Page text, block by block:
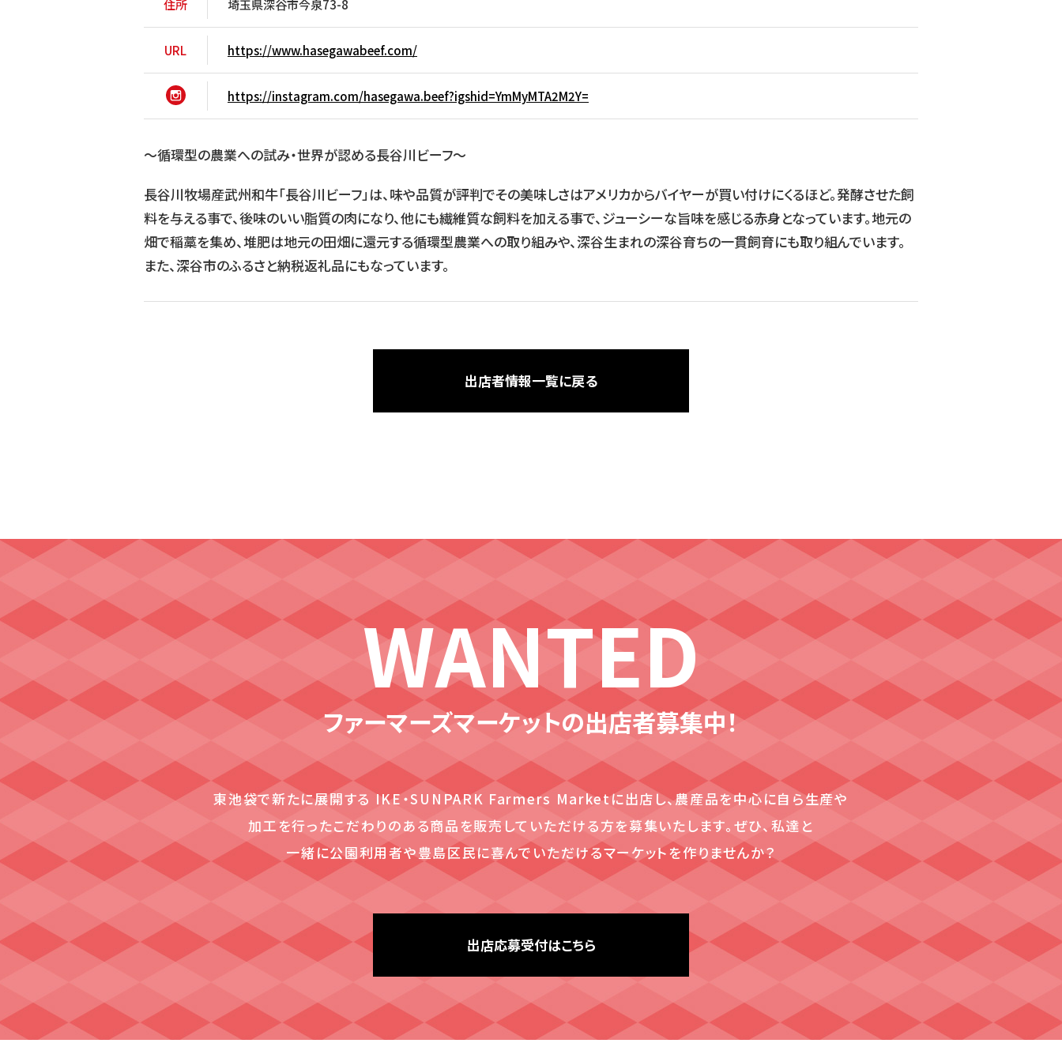
住所 埼玉県深谷市今泉73-8
URL https://www.hasegawabeef.com/
https://instagram.com/hasegawa.beef?igshid=YmMyMTA2M2Y=
〜循環型の農業への試み・世界が認める長谷川ビーフ〜
長谷川牧場産武州和牛「長谷川ビーフ」は、味や品質が評判でその美味しさはアメリカからバイヤーが買い付けにくるほど。発酵させた飼
料を与える事で、後味のいい脂質の肉になり、他にも繊維質な飼料を加える事で、ジューシーな旨味を感じる赤身となっています。地元の
畑で稲藁を集め、堆肥は地元の田畑に還元する循環型農業への取り組みや、深谷生まれの深谷育ちの一貫飼育にも取り組んでいます。
また、深谷市のふるさと納税返礼品にもなっています。
出店者情報一覧に戻る
WANTED
ファーマーズマーケットの出店者募集中！
東池袋で新たに展開する IKE・SUNPARK Farmers Marketに出店し、農産品を中心に自ら生産や
加工を行ったこだわりのある商品を販売していただける方を募集いたします。ぜひ、私達と
一緒に公園利用者や豊島区民に喜んでいただけるマーケットを作りませんか？
出店応募受付はこちら